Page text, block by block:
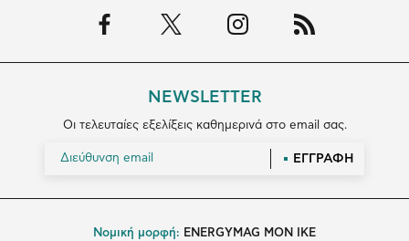
NEWSLETTER
Οι τελευταίες εξελίξεις καθημερινά στο email σας.
ΕΓΓΡΑΦΗ
Νομική μορφή: ENERGYMAG MON IKE